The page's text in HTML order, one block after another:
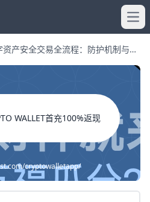
资产安全交易全流程：防护机制与欧
WALLET首充100%返现
cryptowalletapp/